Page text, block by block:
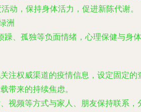
动，保持身体活力，促进新陈代谢。
洲
躁、孤独等负面情绪，心理保健与身体
关注权威渠道的疫情信息，设定固定的
带来的持续焦虑。
、视频等方式与家人、朋友保持联系，